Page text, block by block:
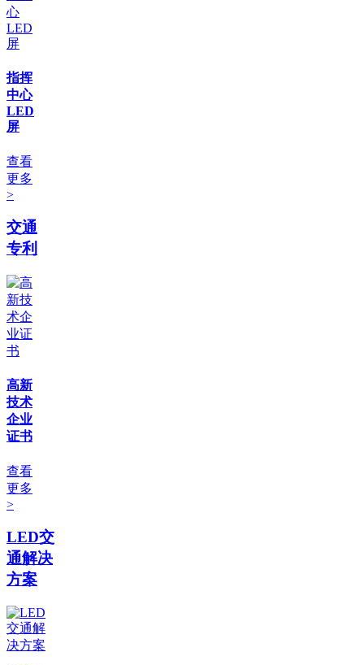
指挥
中心
LED
屏
查看
更多
>
交通
专利
高新
技术
企业
证书
查看
更多
>
LED交
通解决
方案